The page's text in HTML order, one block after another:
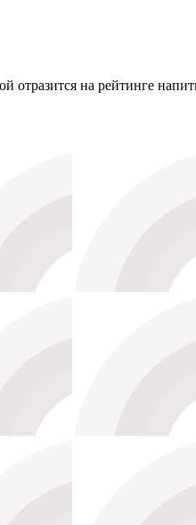
отразится на рейтинге